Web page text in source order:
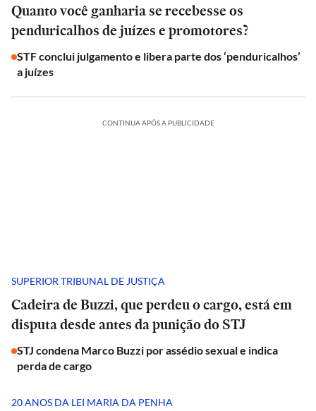
Quanto você ganharia se recebesse os
penduricalhos de juízes e promotores?
STF conclui julgamento e libera parte dos ‘penduricalhos’
a juízes
CONTINUA APÓS A PUBLICIDADE
SUPERIOR TRIBUNAL DE JUSTIÇA
Cadeira de Buzzi, que perdeu o cargo, está em
disputa desde antes da punição do STJ
STJ condena Marco Buzzi por assédio sexual e indica
perda de cargo
20 ANOS DA LEI MARIA DA PENHA